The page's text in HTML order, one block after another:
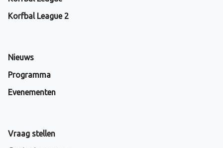
Korfbal League 2
Nieuws
Programma
Evenementen
Vraag stellen